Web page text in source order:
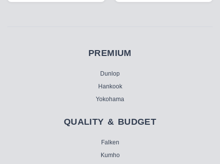
PREMIUM
Dunlop
Hankook
Yokohama
QUALITY & BUDGET
Falken
Kumho